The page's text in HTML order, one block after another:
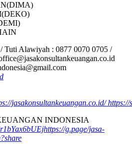
Tuti Alawiyah : 0877 0070 0705 /
jasakonsultankeuangan.co.id/https://
INDONESIA
https://g.page/jasa-